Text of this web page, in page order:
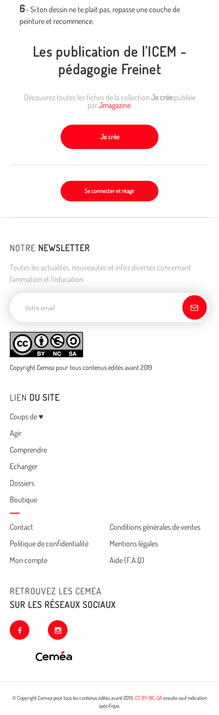
6- Si ton dessin ne te plait pas, repasse une couche de
peinture et recommence.
Les publication de l'ICEM -
pédagogie Freinet
Découvrez toutes les fiches de la collection Je créepubliée
parJmagazine.
Je crée
Se connecter et réagir
NOTRE NEWSLETTER
Toutes les actualités, nouveautés et infos diverses concernant
l'animation et l'éducation
Copyright Cemea pour tous contenus édités avant 2019
LIEN DU SITE
Menu
Coups de ♥
Agir
Comprendre
Echanger
Dossiers
Boutique
Cemea
footer
Contact
Conditions générales de ventes
Politique de confidentialité
Mentions légales
Mon compte
Aide (F.A.Q)
RETROUVEZ LES CEMEA
SUR LES RÉSEAUX SOCIAUX
facebook instagram
© Copyright Cemea pour tous les contenus édités avant 2019.CC BY-NC-SAensuite sauf indication
spécifique.